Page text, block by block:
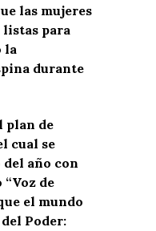
las mujeres
listas para
la
durante
plan de
cual se
año con
de
el mundo
Poder: